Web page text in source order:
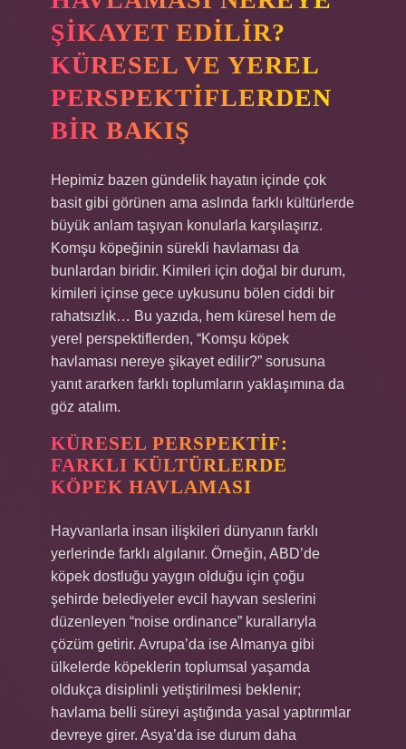
ŞIKAYET EDILIR?
KÜRESEL VE YEREL
PERSPEKTIFLERDEN
BIR BAKIŞ
Hepimiz bazen gündelik hayatın içinde çok
basit gibi görünen ama aslında farklı kültürlerde
büyük anlam taşıyan konularla karşılaşırız.
Komşu köpeğinin sürekli havlaması da
bunlardan biridir. Kimileri için doğal bir durum,
kimileri içinse gece uykusunu bölen ciddi bir
rahatsızlık… Bu yazıda, hem küresel hem de
yerel perspektiflerden, “Komşu köpek
havlaması nereye şikayet edilir?” sorusuna
yanıt ararken farklı toplumların yaklaşımına da
göz atalım.
KÜRESEL PERSPEKTIF:
FARKLI KÜLTÜRLERDE
KÖPEK HAVLAMASI
Hayvanlarla insan ilişkileri dünyanın farklı
yerlerinde farklı algılanır. Örneğin, ABD’de
köpek dostluğu yaygın olduğu için çoğu
şehirde belediyeler evcil hayvan seslerini
düzenleyen “noise ordinance” kurallarıyla
çözüm getirir. Avrupa’da ise Almanya gibi
ülkelerde köpeklerin toplumsal yaşamda
oldukça disiplinli yetiştirilmesi beklenir;
havlama belli süreyi aştığında yasal yaptırımlar
devreye girer. Asya’da ise durum daha